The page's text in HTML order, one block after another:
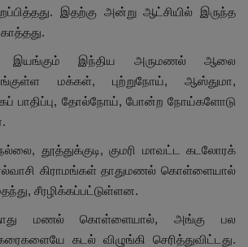
இதற்கு அன்று ஆட்சியில் இருந்த
இயங்கும் இந்திய அருமணல் ஆலை
மக்கள், புற்றுநோய், ஆஸ்துமா,
பாதிப்பு, தோல்நோய், போன்ற நோய்களோடு
தூத்துக்குடி, குமரி மாவட்ட கடலோரக்
கிராமங்கள் தாதுமணல் கொள்ளையால்
சீரழிக்கப்பட்டுள்ளன.
தாது மணல் கொள்ளையால், அங்கு பல
கடல் விழுங்கி செரித்துவிட்டது.